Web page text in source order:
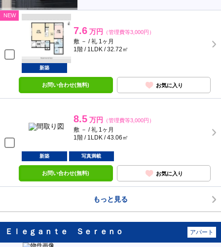
NEW
7.6 万円 （管理費等3,000円）
敷 － / 礼 1ヶ月
1階 / 1LDK / 32.72㎡
新築
お問い合わせ(無料) お気に入り
8.5 万円 （管理費等3,000円）
敷 － / 礼 1ヶ月
1階 / 1LDK / 43.06㎡
新築 写真満載
お問い合わせ(無料) お気に入り
もっと見る
Ｅｌｅｇａｎｔｅ Ｓｅｒｅｎｏ アパート